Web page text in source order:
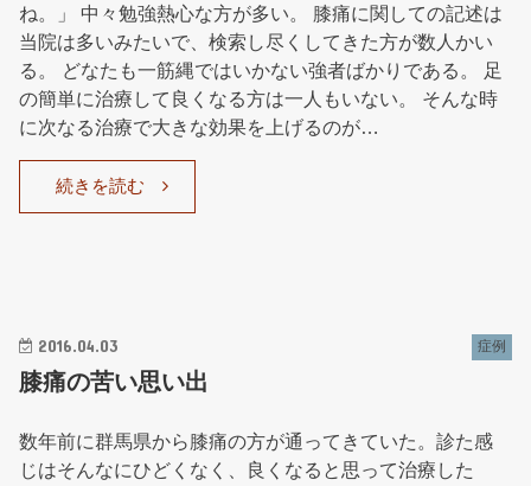
ね。」 中々勉強熱心な方が多い。 膝痛に関しての記述は
当院は多いみたいで、検索し尽くしてきた方が数人かい
る。 どなたも一筋縄ではいかない強者ばかりである。 足
の簡単に治療して良くなる方は一人もいない。 そんな時
に次なる治療で大きな効果を上げるのが…
続きを読む
2016.04.03 症例
膝痛の苦い思い出
数年前に群馬県から膝痛の方が通ってきていた。診た感
じはそんなにひどくなく、良くなると思って治療した